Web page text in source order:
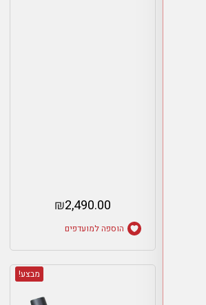
₪2,490.00
הוספה למועדפים
מבצע!